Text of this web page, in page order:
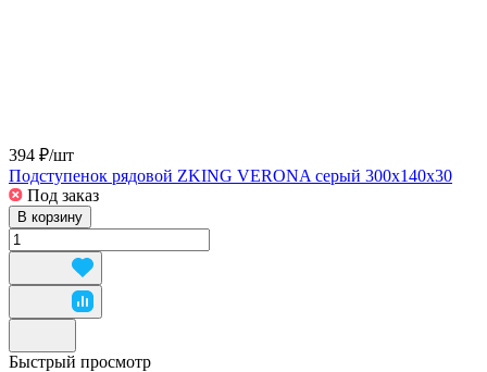
394 ₽/шт
Подступенок рядовой ZKING VERONA серый 300х140х30
Под заказ
В корзину
Быстрый просмотр